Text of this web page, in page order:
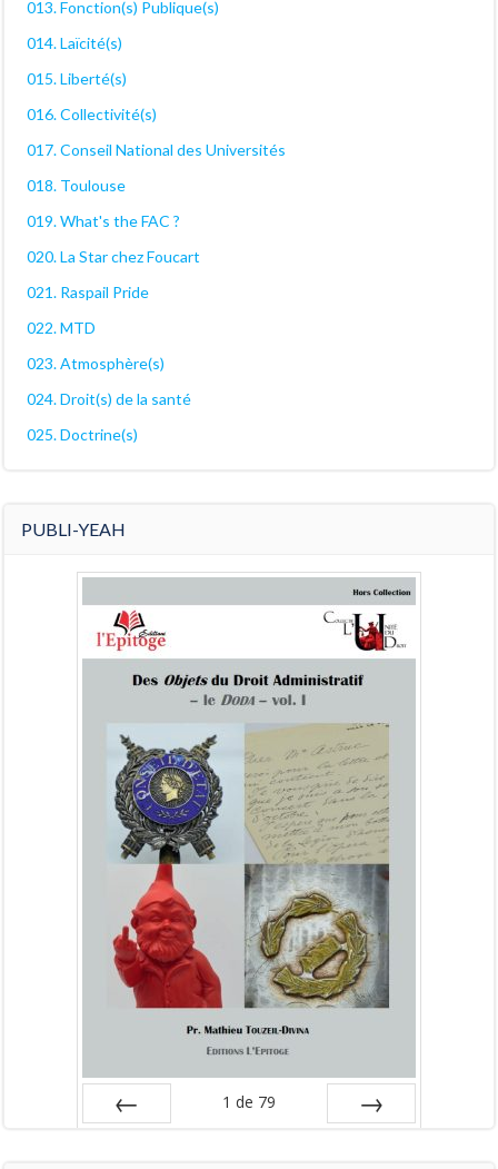
013. Fonction(s) Publique(s)
014. Laïcité(s)
015. Liberté(s)
016. Collectivité(s)
017. Conseil National des Universités
018. Toulouse
019. What's the FAC ?
020. La Star chez Foucart
021. Raspail Pride
022. MTD
023. Atmosphère(s)
024. Droit(s) de la santé
025. Doctrine(s)
PUBLI-YEAH
1 de 79